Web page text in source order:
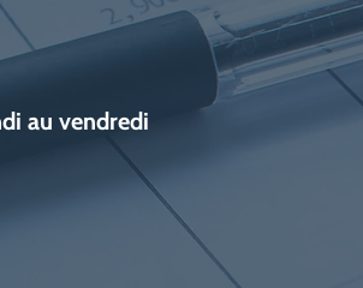
au vendredi